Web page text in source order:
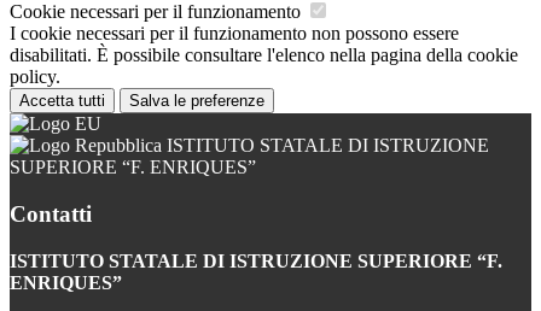
Cookie necessari per il funzionamento
I cookie necessari per il funzionamento non possono essere
disabilitati. È possibile consultare l'elenco nella pagina della cookie
policy.
Accetta tutti Salva le preferenze
ISTITUTO STATALE DI ISTRUZIONE
SUPERIORE “F. ENRIQUES”
Contatti
ISTITUTO STATALE DI ISTRUZIONE SUPERIORE “F.
ENRIQUES”